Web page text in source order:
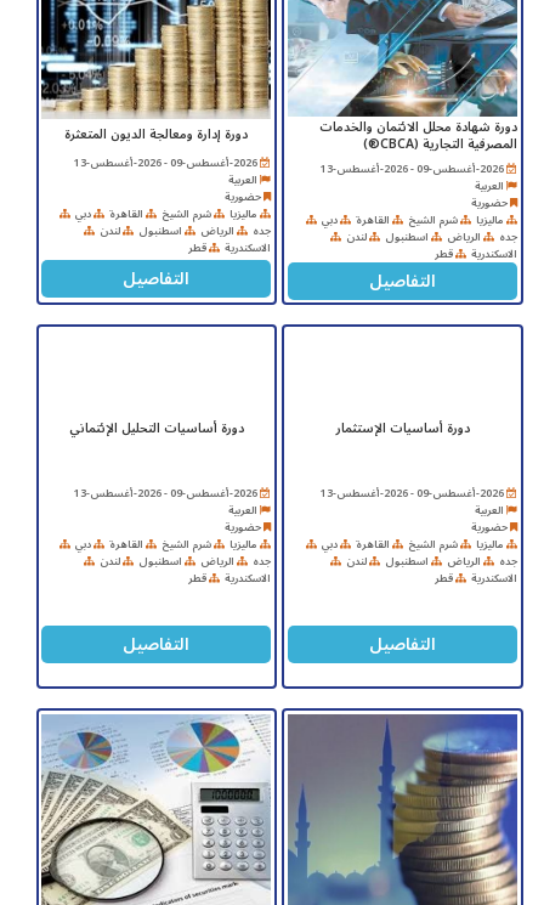
دورة شهادة محلل الائتمان والخدمات
المصرفية التجارية (CBCA®)
2026-أغسطس-09 - 2026-أغسطس-13
العربية
حضورية
ماليزيا شرم الشيخ القاهرة دبي
جده الرياض اسطنبول لندن
الاسكندرية قطر
التفاصيل
دورة إدارة ومعالجة الديون المتعثرة
2026-أغسطس-09 - 2026-أغسطس-13
العربية
حضورية
ماليزيا شرم الشيخ القاهرة دبي
جده الرياض اسطنبول لندن
الاسكندرية قطر
التفاصيل
دورة أساسيات الإستثمار
2026-أغسطس-09 - 2026-أغسطس-13
العربية
حضورية
ماليزيا شرم الشيخ القاهرة دبي
جده الرياض اسطنبول لندن
الاسكندرية قطر
التفاصيل
دورة أساسيات التحليل الإئتماني
2026-أغسطس-09 - 2026-أغسطس-13
العربية
حضورية
ماليزيا شرم الشيخ القاهرة دبي
جده الرياض اسطنبول لندن
الاسكندرية قطر
التفاصيل